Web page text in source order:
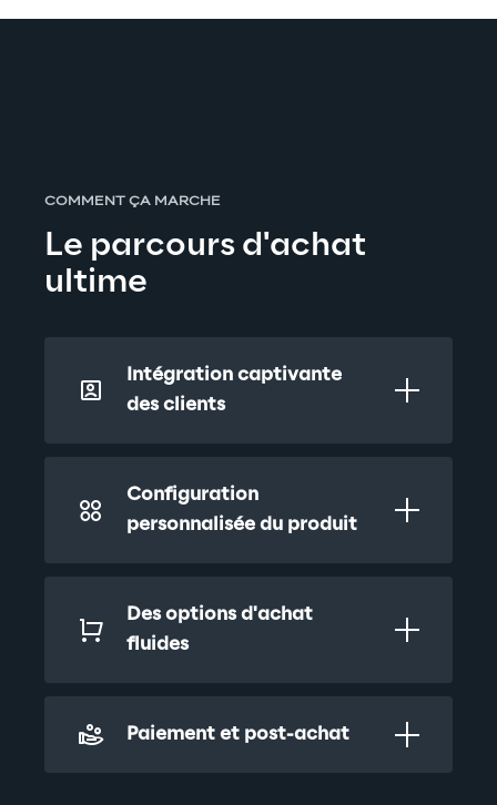
COMMENT ÇA MARCHE
Le parcours d'achat
ultime
Intégration captivante
des clients
Configuration
personnalisée du produit
Des options d'achat
fluides
Paiement et post-achat